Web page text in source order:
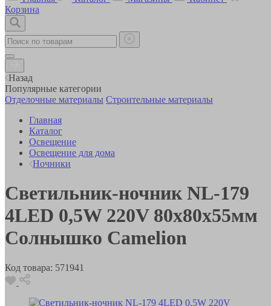
Корзина
Назад
Популярные категории
Отделочные материалы Строительные материалы
Главная
Каталог
Освещение
Освещение для дома
Ночники
Светильник-ночник NL-179
4LED 0,5W 220V 80x80x55мм
Солнышко Camelion
Код товара: 571941